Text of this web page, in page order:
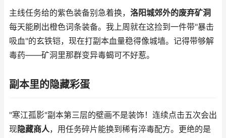
主线任务给的紫色装备别急着换， 洛阳城郊外的废弃矿洞
每天能刷出橙色词条装备。我上周就在这捡到一件带"暴击
吸血"的玄铁铠，现在打副本血量稳得像城墙。记得带够解
毒药——矿洞里那群变异毒蝎可不好惹。
副本里的隐藏彩蛋
"寒江孤影"副本第三层的壁画不是装饰！连续点击五次会出
现隐藏商人，用任务碎片能换到稀有淬毒配方。更绝的是